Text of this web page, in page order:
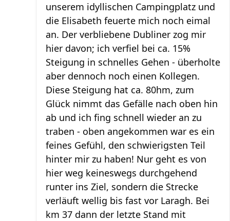
unserem idyllischen Campingplatz und
die Elisabeth feuerte mich noch eimal
an. Der verbliebene Dubliner zog mir
hier davon; ich verfiel bei ca. 15%
Steigung in schnelles Gehen - überholte
aber dennoch noch einen Kollegen.
Diese Steigung hat ca. 80hm, zum
Glück nimmt das Gefälle nach oben hin
ab und ich fing schnell wieder an zu
traben - oben angekommen war es ein
feines Gefühl, den schwierigsten Teil
hinter mir zu haben! Nur geht es von
hier weg keineswegs durchgehend
runter ins Ziel, sondern die Strecke
verläuft wellig bis fast vor Laragh. Bei
km 37 dann der letzte Stand mit